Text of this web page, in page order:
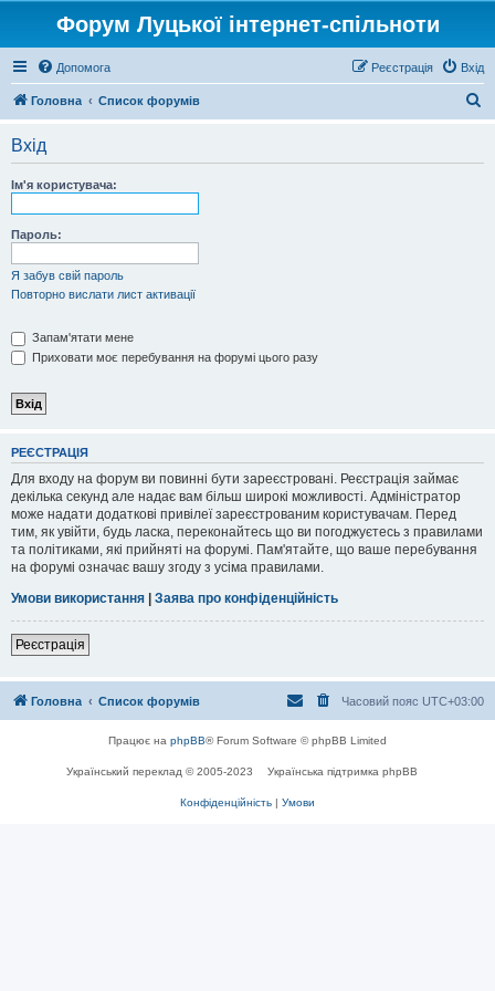
Форум Луцької інтернет-спільноти
Допомога Вхід
Реєстрація
Головна Список форумів
Вхід
Ім'я користувача:
Пароль:
Я забув свій пароль
Повторно вислати лист активації
Запам'ятати мене
Приховати моє перебування на форумі цього разу
РЕЄСТРАЦІЯ
Для входу на форум ви повинні бути зареєстровані. Реєстрація займає
декілька секунд але надає вам більш широкі можливості. Адміністратор
може надати додаткові привілеї зареєстрованим користувачам. Перед
тим, як увійти, будь ласка, переконайтесь що ви погоджуєтесь з правилами
та політиками, які прийняті на форумі. Пам'ятайте, що ваше перебування
на форумі означає вашу згоду з усіма правилами.
Умови використання | Заява про конфіденційність
Реєстрація
Головна Список форумів Часовий пояс UTC+03:00
Працює на phpBB® Forum Software © phpBB Limited
Український переклад © 2005-2023 Українська підтримка phpBB
Конфіденційність | Умови